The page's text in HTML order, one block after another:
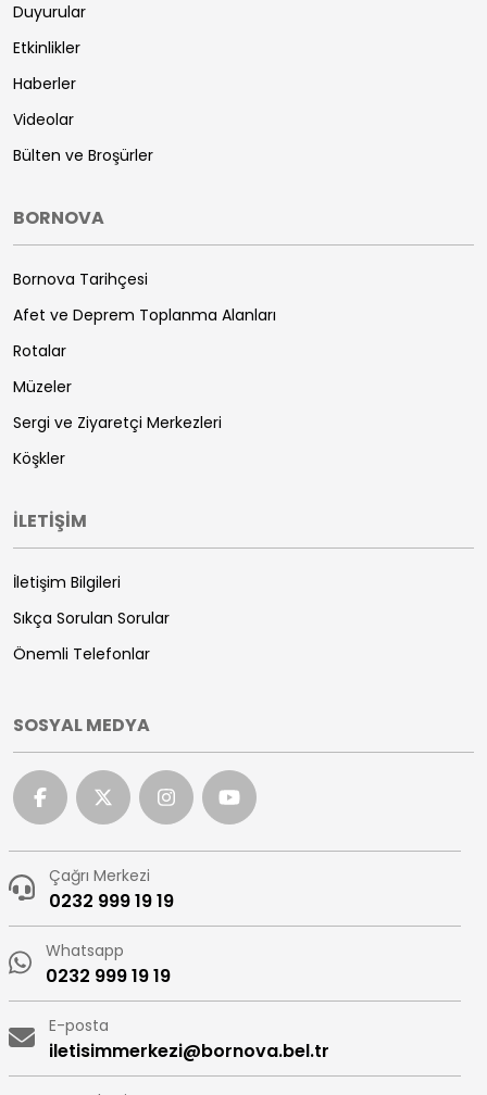
Duyurular
Etkinlikler
Haberler
Videolar
Bülten ve Broşürler
BORNOVA
Bornova Tarihçesi
Afet ve Deprem Toplanma Alanları
Rotalar
Müzeler
Sergi ve Ziyaretçi Merkezleri
Köşkler
İLETİŞİM
İletişim Bilgileri
Sıkça Sorulan Sorular
Önemli Telefonlar
SOSYAL MEDYA
Çağrı Merkezi
0232 999 19 19
Whatsapp
0232 999 19 19
E-posta
iletisimmerkezi@bornova.bel.tr